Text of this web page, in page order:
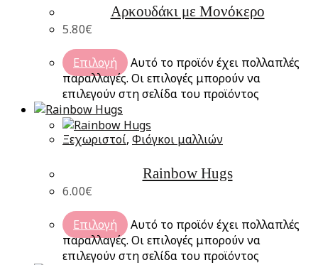
Αρκουδάκι με Μονόκερο
5.80€
Επιλογή
Αυτό το προϊόν έχει πολλαπλές
παραλλαγές. Οι επιλογές μπορούν να
επιλεγούν στη σελίδα του προϊόντος
Ξεχωριστοί, Φιόγκοι μαλλιών
Rainbow Hugs
6.00€
Επιλογή
Αυτό το προϊόν έχει πολλαπλές
παραλλαγές. Οι επιλογές μπορούν να
επιλεγούν στη σελίδα του προϊόντος